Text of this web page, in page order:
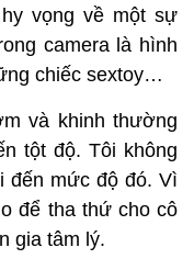
vọng về một sự
camera là hình
chiếc sextoy…
và khinh thường
tột độ. Tôi không
đến mức độ đó. Vì
để tha thứ cho cô
gia tâm lý.